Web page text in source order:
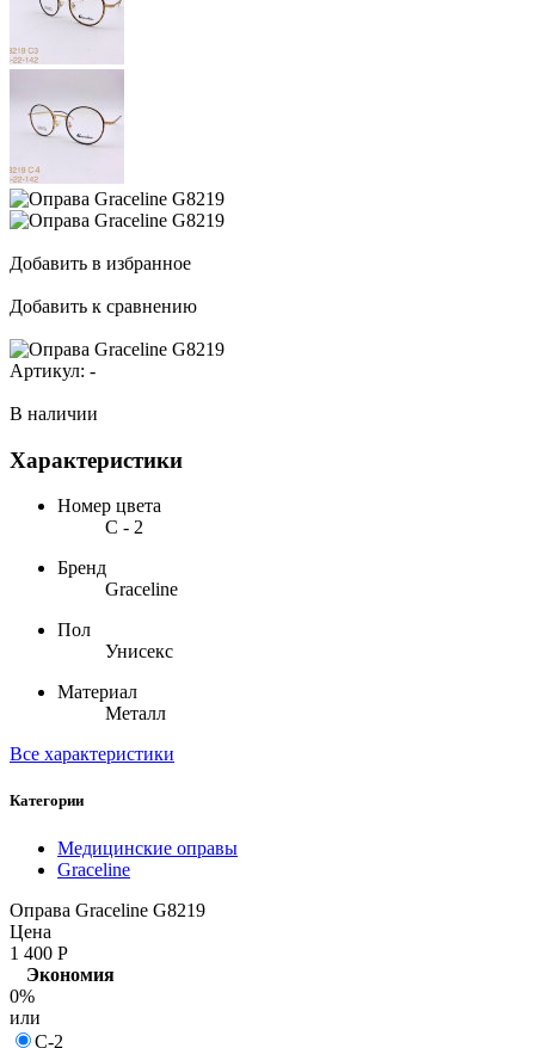
Добавить в избранное
Добавить к сравнению
Артикул: -
В наличии
Характеристики
Номер цвета
С - 2
Бренд
Graceline
Пол
Унисекс
Материал
Металл
Все характеристики
Категории
Медицинские оправы
Graceline
Оправа Graceline G8219
Цена
1 400 Р
Экономия
0%
или
С-2